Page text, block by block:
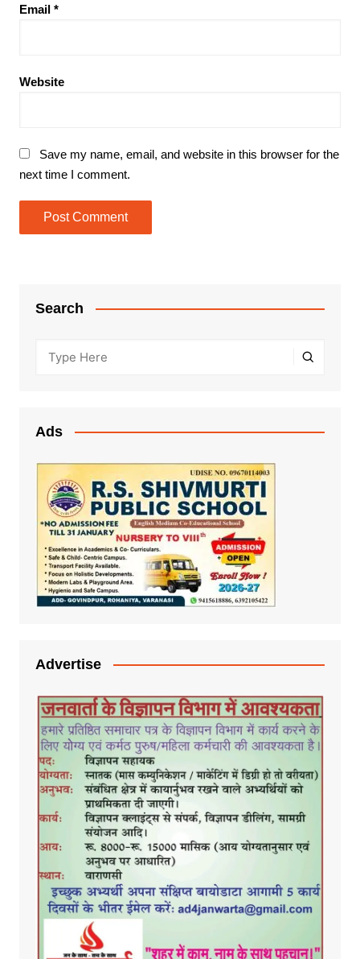
Email *
Website
Save my name, email, and website in this browser for the
next time I comment.
Search
Ads
Advertise